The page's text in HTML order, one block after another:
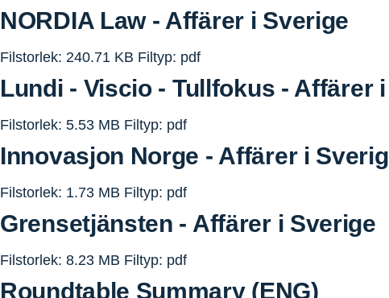
NORDIA Law - Affärer i Sverige
Filstorlek: 240.71 KB Filtyp: pdf
Lundi - Viscio - Tullfokus - Affärer
Filstorlek: 5.53 MB Filtyp: pdf
Innovasjon Norge - Affärer i
Filstorlek: 1.73 MB Filtyp: pdf
Grensetjänsten - Affärer i Sverige
Filstorlek: 8.23 MB Filtyp: pdf
Roundtable Summary (ENG)